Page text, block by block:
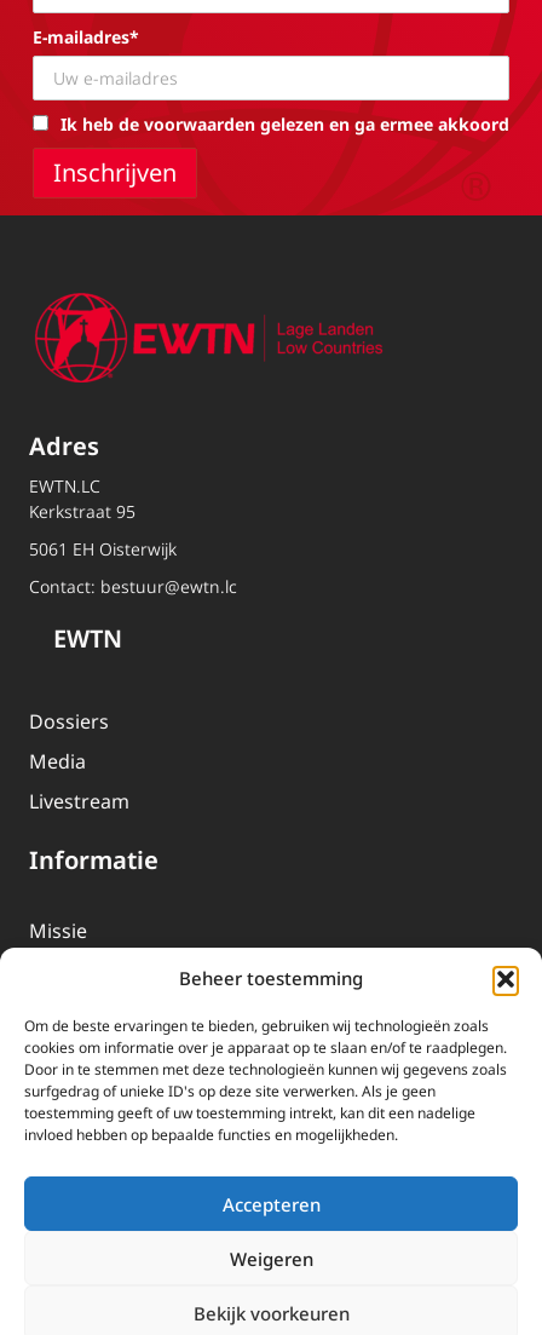
Beheer toestemming
Om de beste ervaringen te bieden, gebruiken wij technologieën zoals
cookies om informatie over je apparaat op te slaan en/of te raadplegen.
Door in te stemmen met deze technologieën kunnen wij gegevens zoals
surfgedrag of unieke ID's op deze site verwerken. Als je geen
toestemming geeft of uw toestemming intrekt, kan dit een nadelige
invloed hebben op bepaalde functies en mogelijkheden.
Accepteren
Weigeren
Bekijk voorkeuren
E-mailadres*
Ik heb de voorwaarden gelezen en ga ermee akkoord
Adres
EWTN.LC
Kerkstraat 95
5061 EH Oisterwijk
Contact: bestuur@ewtn.lc
EWTN
Dossiers
Media
Livestream
Informatie
Missie
EWTN-Team
Organisatiegegevens
Doneren
EWTN wordt uitsluitend gefinancierd door uw donaties.
Wij ontvangen bewust geen advertentie-inkomsten of